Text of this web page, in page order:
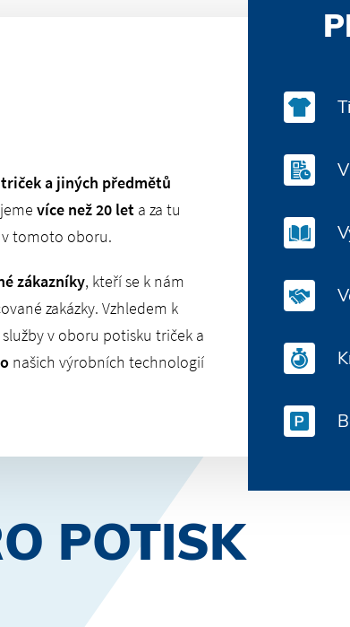
a jiných předmětů
více než 20 let a za tu
v tomoto oboru.
zákazníky, kteří se k nám
zakázky. Vzhledem k
v oboru potisku triček a
našich výrobních technologií
POTISK